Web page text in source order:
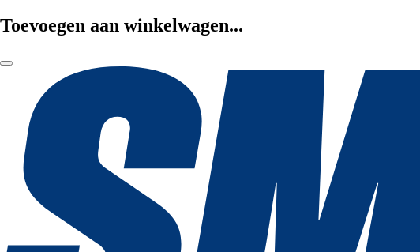
Toevoegen aan winkelwagen...